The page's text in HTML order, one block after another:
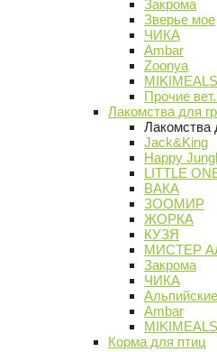
Закрома
Зверье мое
ЧИКА
Ambar
Zoonya
MIKIMEALS
Прочие
Лакомства для
Лакомства
Jack&King
Happy
LITTLE
ВАКА
ЗООМИР
ЖОРКА
КУЗЯ
МИСТЕР
Закрома
ЧИКА
Ambar
MIKIMEALS
Корма для птиц